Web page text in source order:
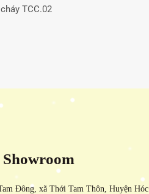
TCC.02
Đông, xã Thới Tam Thôn, Huyện Hóc